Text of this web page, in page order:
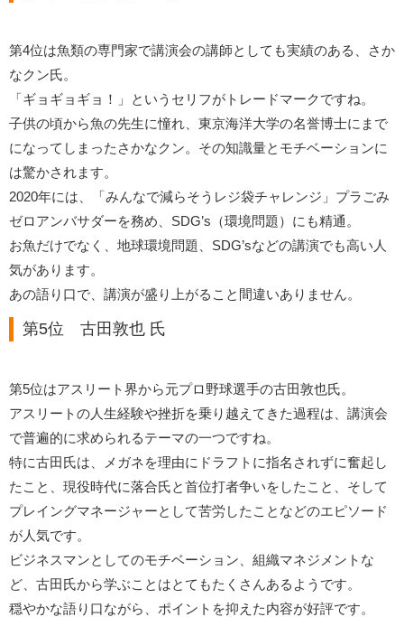
第4位は魚類の専門家で講演会の講師としても実績のある、さか
なクン氏。
「ギョギョギョ！」というセリフがトレードマークですね。
子供の頃から魚の先生に憧れ、東京海洋大学の名誉博士にまで
になってしまったさかなクン。その知識量とモチベーションに
は驚かされます。
2020年には、「みんなで減らそうレジ袋チャレンジ」プラごみ
ゼロアンバサダーを務め、SDG’s（環境問題）にも精通。
お魚だけでなく、地球環境問題、SDG’sなどの講演でも高い人
気があります。
あの語り口で、講演が盛り上がること間違いありません。
第5位 古田敦也 氏
第5位はアスリート界から元プロ野球選手の古田敦也氏。
アスリートの人生経験や挫折を乗り越えてきた過程は、講演会
で普遍的に求められるテーマの一つですね。
特に古田氏は、メガネを理由にドラフトに指名されずに奮起し
たこと、現役時代に落合氏と首位打者争いをしたこと、そして
プレイングマネージャーとして苦労したことなどのエピソード
が人気です。
ビジネスマンとしてのモチベーション、組織マネジメントな
ど、古田氏から学ぶことはとてもたくさんあるようです。
穏やかな語り口ながら、ポイントを抑えた内容が好評です。